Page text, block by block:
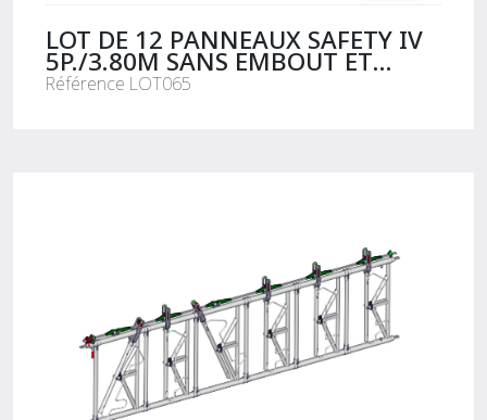
LOT DE 12 PANNEAUX SAFETY IV
5P./3.80M SANS EMBOUT ET
MANETTE
Référence LOT065